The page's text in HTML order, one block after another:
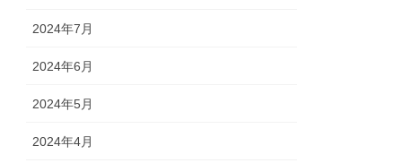
2024年7月
2024年6月
2024年5月
2024年4月